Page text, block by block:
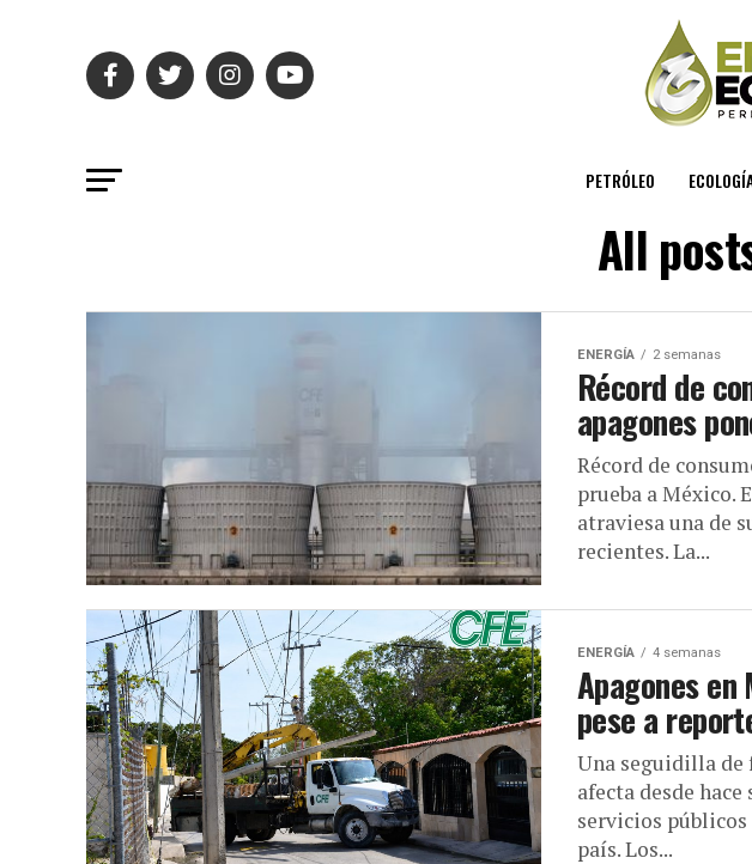
PETRÓLEO
All
ENERGÍA 2 semanas
Récord de
apagones
Récord de
prueba a México.
atraviesa una de
recientes. La...
ENERGÍA 4 semanas
Apagones en
pese a
Una seguidilla
afecta desde
servicios
país. Los...